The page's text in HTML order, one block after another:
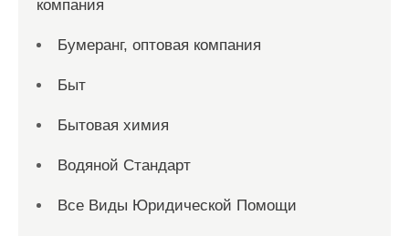
компания
Бумеранг, оптовая компания
Быт
Бытовая химия
Водяной Стандарт
Все Виды Юридической Помощи